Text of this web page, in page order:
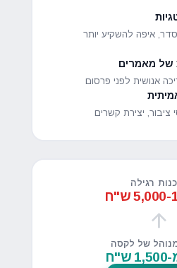
איפה להשקיע יותר
של מאמרים
אנושית לפני פרסום
ציבור, יצירת קשרים
רגילה
ש"ח
של לקסה